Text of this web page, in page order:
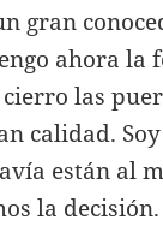
gran
ahora la
las
calidad.
están al
la